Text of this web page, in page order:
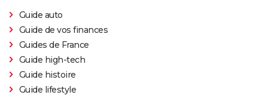
Guide auto
Guide de vos finances
Guides de France
Guide high-tech
Guide histoire
Guide lifestyle